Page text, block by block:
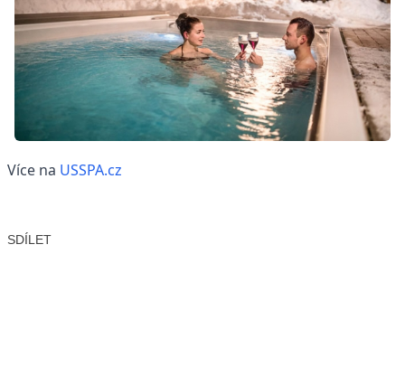
Více na USSPA.cz
SDÍLET